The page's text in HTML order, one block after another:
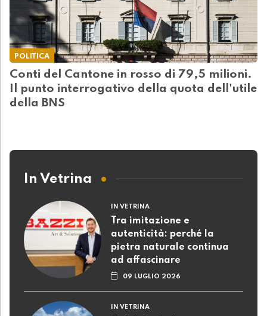
POLITICA
Conti del Cantone in rosso di 79,5 milioni.
Il punto interrogativo della quota dell'utile
della BNS
In Vetrina
IN VETRINA
Tra imitazione e
autenticità: perché la
pietra naturale continua
ad affascinare
09 LUGLIO 2026
IN VETRINA